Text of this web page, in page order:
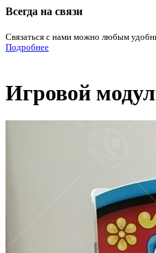
Всегда на связи
Связаться с нами можно любым
Подробнее
Игровой